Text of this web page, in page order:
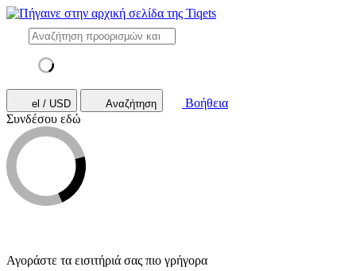
el / USD Αναζήτηση
Βοήθεια
Συνδέσου εδώ
Αγοράστε τα εισιτήριά σας πιο γρήγορα